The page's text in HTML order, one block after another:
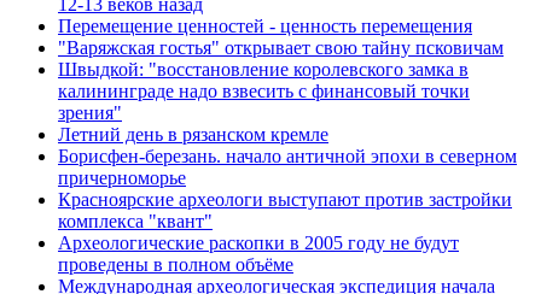
12-13 веков назад
Перемещение ценностей - ценность перемещения
"Варяжская гостья" открывает свою тайну псковичам
Швыдкой: "восстановление королевского замка в
калининграде надо взвесить с финансовый точки
зрения"
Летний день в рязанском кремле
Борисфен-березань. начало античной эпохи в северном
причерноморье
Красноярские археологи выступают против застройки
комплекса "квант"
Археологические раскопки в 2005 году не будут
проведены в полном объёме
Международная археологическая экспедиция начала